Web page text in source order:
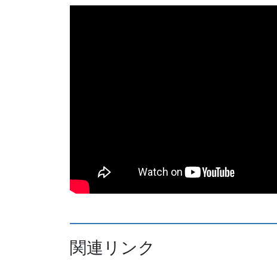
関連リンク